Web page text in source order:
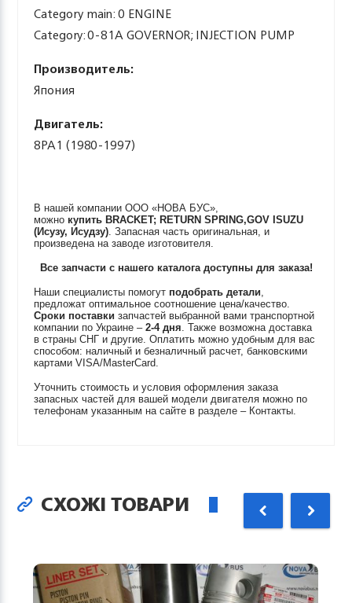
Category main: 0 ENGINE
Category: 0-81A GOVERNOR; INJECTION PUMP
Производитель:
Япония
Двигатель:
8PA1 (1980-1997)
В нашей компании ООО «НОВА БУС»,
можно купить BRACKET; RETURN SPRING,GOV ISUZU
(Исузу, Исудзу). Запасная часть оригинальная, и
произведена на заводе изготовителя.
Все запчасти с нашего каталога доступны для заказа!
Наши специалисты помогут подобрать детали,
предложат оптимальное соотношение цена/качество.
Сроки поставки запчастей выбранной вами транспортной
компании по Украине –2-4 дня. Также возможна доставка
в страны СНГ и другие. Оплатить можно удобным для вас
способом: наличный и безналичный расчет, банковскими
картами VISA/MasterCard.
Уточнить стоимость и условия оформления заказа
запасных частей для вашей модели двигателя можно по
телефонам указанным на сайте в разделе – Контакты.
СХОЖІ ТОВАРИ